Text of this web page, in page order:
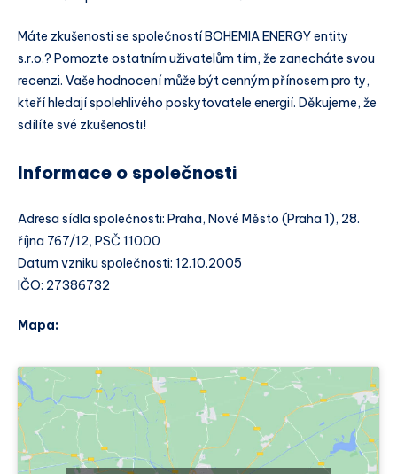
Máte zkušenosti se společností BOHEMIA ENERGY entity
s.r.o.? Pomozte ostatním uživatelům tím, že zanecháte svou
recenzi. Vaše hodnocení může být cenným přínosem pro ty,
kteří hledají spolehlivého poskytovatele energií. Děkujeme, že
sdílíte své zkušenosti!
Informace o společnosti
Adresa sídla společnosti: Praha, Nové Město (Praha 1), 28.
října 767/12, PSČ 11000
Datum vzniku společnosti: 12.10.2005
IČO: 27386732
Mapa: